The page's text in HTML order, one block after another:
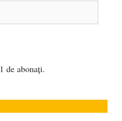
de abonați.